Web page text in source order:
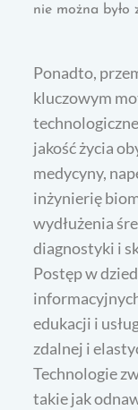
nie można było
Ponadto,
kluczowym
jakość życia
medycyny,
inżynierię
wydłużenia
diagnostyki i
Postęp w
edukacji i
zdalnej i
Technologie
takie jak